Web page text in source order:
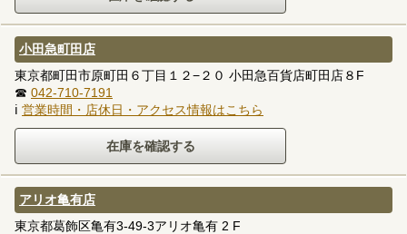
小田急町田店
東京都町田市原町田６丁目１２−２０ 小田急百貨店町田店８F
☎ 042-710-7191
ℹ 営業時間・店休日・アクセス情報はこちら
アリオ亀有店
東京都葛飾区亀有3-49-3アリオ亀有 2 F